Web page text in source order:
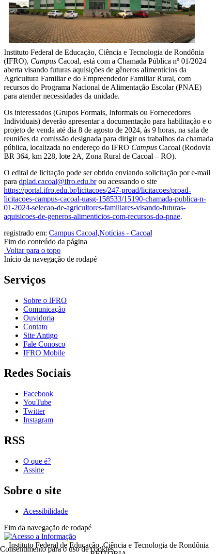
Instituto Federal de Educação, Ciência e Tecnologia de Rondônia
(IFRO), Campus Cacoal, está com a Chamada Pública nº 01/2024
aberta visando futuras aquisições de gêneros alimentícios da
Agricultura Familiar e do Empreendedor Familiar Rural, com
recursos do Programa Nacional de Alimentação Escolar (PNAE)
para atender necessidades da unidade.
Os interessados (Grupos Formais, Informais ou Fornecedores
Individuais) deverão apresentar a documentação para habilitação e o
projeto de venda até dia 8 de agosto de 2024, às 9 horas, na sala de
reuniões da comissão designada para dirigir os trabalhos da chamada
pública, localizada no endereço do IFRO Campus Cacoal (Rodovia
BR 364, km 228, lote 2A, Zona Rural de Cacoal – RO).
O edital de licitação pode ser obtido enviando solicitação por e-mail
para dplad.cacoal@ifro.edu.brou acessando o site
https://portal.ifro.edu.br/licitacoes/247-proad/licitacoes/proad-
licitacoes-campus-cacoal-uasg-158533/15190-chamada-publica-n-
01-2024-selecao-de-agricultores-familiares-visando-futuras-
aquisicoes-de-generos-alimenticios-com-recursos-do-pnae.
registrado em: Campus Cacoal,Notícias - Cacoal
Fim do conteúdo da página
Voltar para o topo
Início da navegação de rodapé
Serviços
Sobre o IFRO
Comunicação
Ouvidoria
Contato
Site Antigo
Fale Conosco
IFRO Mobile
Redes Sociais
Facebook
YouTube
Twitter
Instagram
RSS
O que é?
Assine
Sobre o site
Acessibilidade
Fim da navegação de rodapé
Instituto Federal de Educação, Ciência e Tecnologia de Rondônia
Consentimento para o uso de cookies